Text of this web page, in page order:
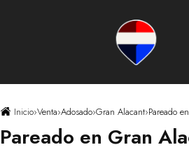
Inicio›Venta›Adosado›Gran Alacant›Pareado
Pareado en Gran